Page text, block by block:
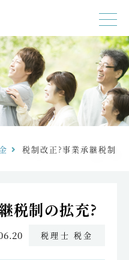
税制改正?事業承継税制
税制の拡充?
税理士 税金